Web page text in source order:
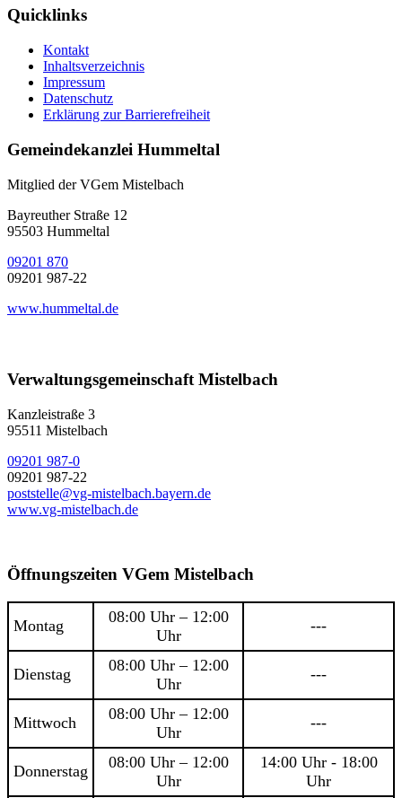
Quicklinks
Kontakt
Inhaltsverzeichnis
Impressum
Datenschutz
Erklärung zur Barrierefreiheit
Gemeindekanzlei Hummeltal
Mitglied der VGem Mistelbach
Bayreuther Straße 12
95503 Hummeltal
09201 870
09201 987-22
www.hummeltal.de
Verwaltungsgemeinschaft Mistelbach
Kanzleistraße 3
95511 Mistelbach
09201 987-0
09201 987-22
poststelle@vg-mistelbach.bayern.de
www.vg-mistelbach.de
Öffnungszeiten VGem Mistelbach
Montag
08:00 Uhr – 12:00
Uhr
---
Dienstag
08:00 Uhr – 12:00
Uhr
---
Mittwoch
08:00 Uhr – 12:00
Uhr
---
Donnerstag
08:00 Uhr – 12:00
Uhr
14:00 Uhr - 18:00
Uhr